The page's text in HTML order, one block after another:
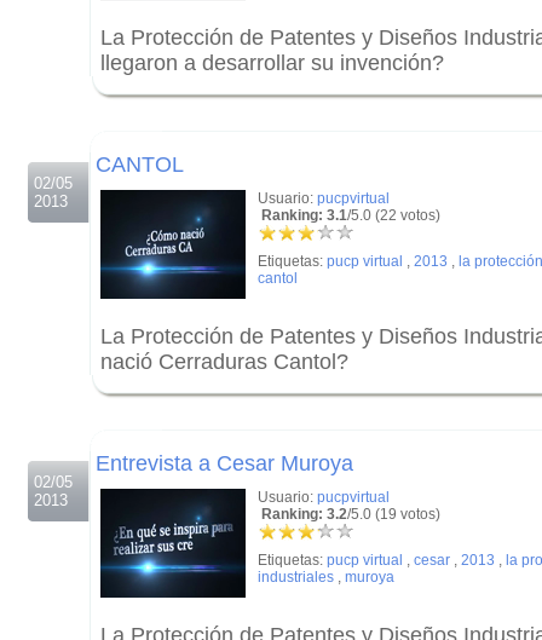
La Protección de Patentes y Diseños
llegaron a desarrollar su invención?
02/05
2013
CANTOL
Usuario: pucpvirtual
Ranking: 3.1/5.0 (22 votos)
Etiquetas: pucp virtual , 2013 , la
cantol
La Protección de Patentes y Diseños
nació Cerraduras Cantol?
02/05
2013
Entrevista a Cesar Muroya
Usuario: pucpvirtual
Ranking: 3.2/5.0 (19 votos)
Etiquetas: pucp virtual , cesar , 2013 , la
industriales , muroya
La Protección de Patentes y Diseños